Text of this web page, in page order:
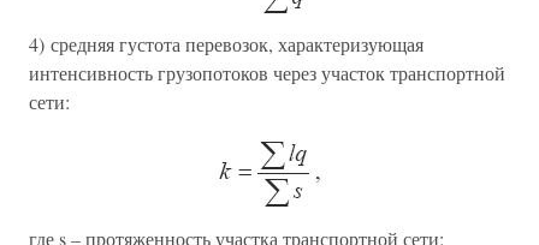
4) средняя густота перевозок, характеризующая
интенсивность грузопотоков через участок транспортной
сети:
где s – протяженность участка транспортной сети;